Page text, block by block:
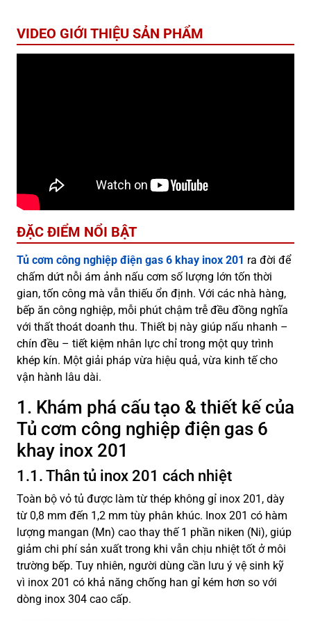
VIDEO GIỚI THIỆU SẢN PHẨM
ĐẶC ĐIỂM NỔI BẬT
Tủ cơm công nghiệp điện gas 6 khay inox 201 ra đời để
chấm dứt nỗi ám ảnh nấu cơm số lượng lớn tốn thời
gian, tốn công mà vẫn thiếu ổn định. Với các nhà hàng,
bếp ăn công nghiệp, mỗi phút chậm trễ đều đồng nghĩa
với thất thoát doanh thu. Thiết bị này giúp nấu nhanh –
chín đều – tiết kiệm nhân lực chỉ trong một quy trình
khép kín. Một giải pháp vừa hiệu quả, vừa kinh tế cho
vận hành lâu dài.
1. Khám phá cấu tạo & thiết kế của
Tủ cơm công nghiệp điện gas 6
khay inox 201
1.1. Thân tủ inox 201 cách nhiệt
Toàn bộ vỏ tủ được làm từ thép không gỉ inox 201, dày
từ 0,8 mm đến 1,2 mm tùy phân khúc. Inox 201 có hàm
lượng mangan (Mn) cao thay thế 1 phần niken (Ni), giúp
giảm chi phí sản xuất trong khi vẫn chịu nhiệt tốt ở môi
trường bếp. Tuy nhiên, người dùng cần lưu ý vệ sinh kỹ
vì inox 201 có khả năng chống han gỉ kém hơn so với
dòng inox 304 cao cấp.